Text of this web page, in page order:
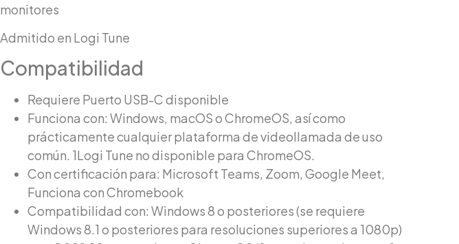
monitores
Admitido en Logi Tune
Compatibilidad
Requiere Puerto USB-C disponible
Funciona con: Windows, macOS o ChromeOS, así como
prácticamente cualquier plataforma de videollamada de uso
común. 1Logi Tune no disponible para ChromeOS.
Con certificación para: Microsoft Teams, Zoom, Google Meet,
Funciona con Chromebook
Compatibilidad con: Windows 8 o posteriores (se requiere
Windows 8.1 o posteriores para resoluciones superiores a 1080p)